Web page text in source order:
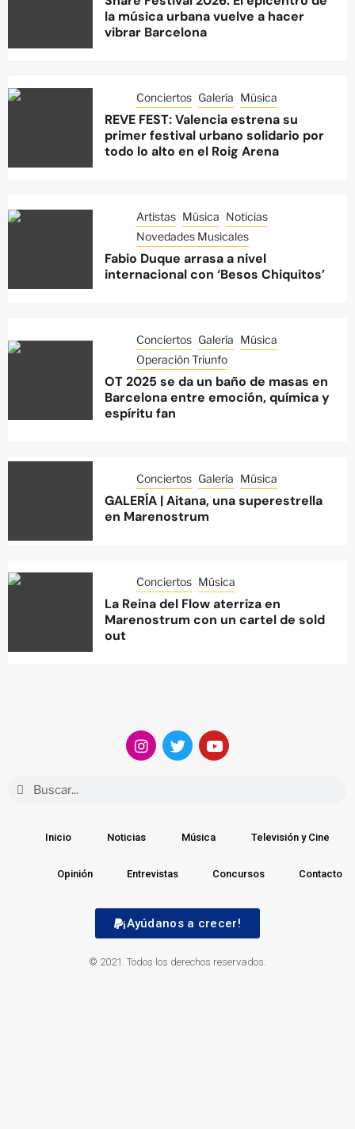
la música urbana vuelve a hacer
vibrar Barcelona
Conciertos Galería Música
REVE FEST: Valencia estrena su
primer festival urbano solidario por
todo lo alto en el Roig Arena
Artistas Música Noticias
Novedades Musicales
Fabio Duque arrasa a nivel
internacional con ‘Besos Chiquitos’
Conciertos Galería Música
Operación Triunfo
OT 2025 se da un baño de masas en
Barcelona entre emoción, química y
espíritu fan
Conciertos Galería Música
GALERÍA | Aitana, una superestrella
en Marenostrum
Conciertos Música
La Reina del Flow aterriza en
Marenostrum con un cartel de sold
out
Inicio Noticias Música Televisión y Cine
Opinión Entrevistas Concursos Contacto
¡Ayúdanos a crecer!
© 2021. Todos los derechos reservados.